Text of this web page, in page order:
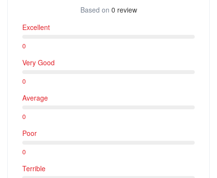
Based on 0 review
Excellent
0
Very Good
0
Average
0
Poor
0
Terrible